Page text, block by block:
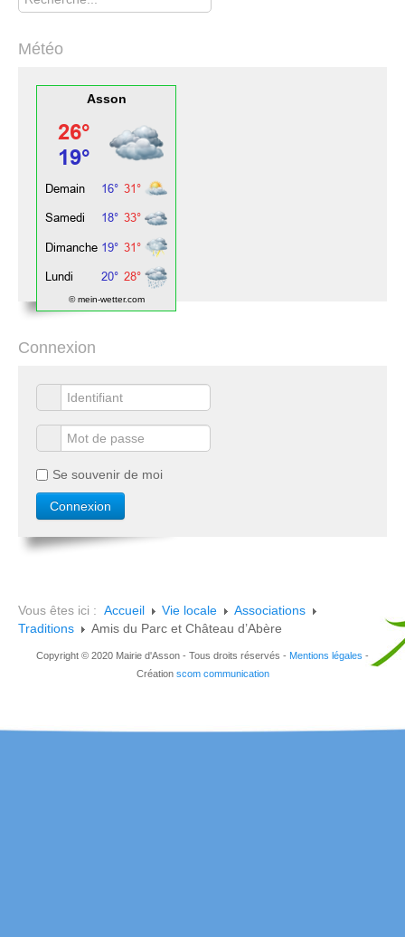
Météo
Asson
© mein-wetter.com
Connexion
Se souvenir de moi
Vous êtes ici : Accueil Vie locale
Associations
Traditions
Amis du Parc et Château d’Abère
Copyright © 2020 Mairie d'Asson - Tous droits réservés - Mentions légales -
Création scom communication